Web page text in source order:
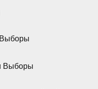
Выборы
Выборы